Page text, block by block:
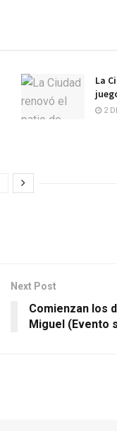
La
2
Next Post
Comienzan los
Miguel (Evento